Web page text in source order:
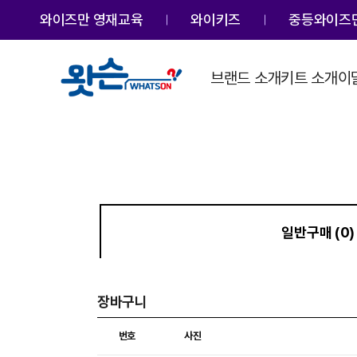
와이즈만 영재교육 와이키즈 중등와이즈
브랜드 소개키트 소개이
일반구매 (0)
장바구니
번호 사진